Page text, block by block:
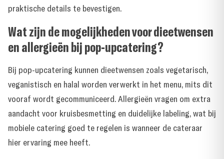
praktische details te bevestigen.
Wat zijn de mogelijkheden voor dieetwensen
en allergieën bij pop-upcatering?
Bij pop-upcatering kunnen dieetwensen zoals vegetarisch,
veganistisch en halal worden verwerkt in het menu, mits dit
vooraf wordt gecommuniceerd. Allergieën vragen om extra
aandacht voor kruisbesmetting en duidelijke labeling, wat bij
mobiele catering goed te regelen is wanneer de cateraar
hier ervaring mee heeft.